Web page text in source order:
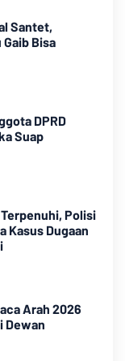
Santet,
Bisa
DPRD
Suap
Polisi
Kasus Dugaan
Arah 2026
Dewan